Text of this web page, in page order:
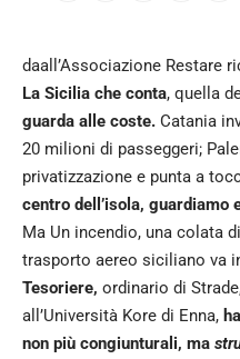
daall’Associazione Restare
La Sicilia che conta, quella
guarda alle coste. Catania
20 milioni di passeggeri;
privatizzazione e punta a
centro dell’isola, guardiamo
Ma Un incendio, una colata
trasporto aereo siciliano va
Tesoriere, ordinario di
all’Università Kore di Enna,
non più congiunturali, ma